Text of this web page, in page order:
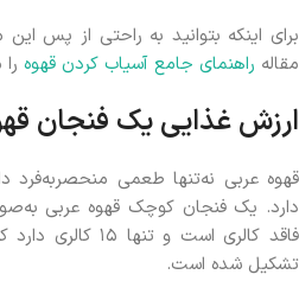
برای اینکه بتوانید به راحتی از پس
مقاله راهنمای جامع آسیاب کردن قهوه
ارزش غذایی یک فنجان
قهوه عربی نه‌تنها طعمی منحصربه‌فرد
دارد. یک فنجان کوچک قهوه عربی
فاقد کالری است و
تشکیل شده است.